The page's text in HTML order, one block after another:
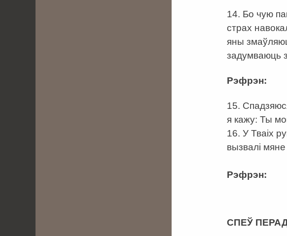
14. Бо чую
страх
яны
задумваюць
Рэфрэн:
15.
я кажу: Ты
16. У Тваіх
вызвалі мяне
Рэфрэн:
СПЕЎ